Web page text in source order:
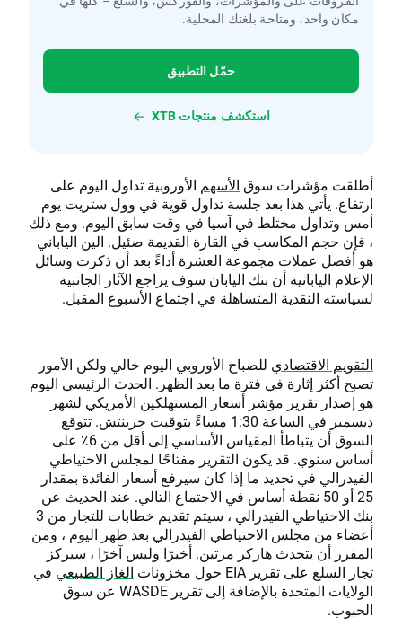
مكان واحد، ومتاحة بلغتك المحلية.
حمّل التطبيق
استكشف منتجات XTB
أطلقت مؤشرات سوق الأسهم الأوروبية تداول اليوم على
ارتفاع. يأتي هذا بعد جلسة تداول قوية في وول ستريت يوم
أمس وتداول مختلط في آسيا في وقت سابق اليوم. ومع ذلك
، فإن حجم المكاسب في القارة القديمة ضئيل. الين الياباني
هو أفضل عملات مجموعة العشرة أداءً بعد أن ذكرت وسائل
الإعلام اليابانية أن بنك اليابان سوف يراجع الآثار الجانبية
لسياسته النقدية المتساهلة في اجتماع الأسبوع المقبل.
التقويم الاقتصادي للصباح الأوروبي اليوم خالي ولكن الأمور
تصبح أكثر إثارة في فترة ما بعد الظهر. الحدث الرئيسي اليوم
هو إصدار تقرير مؤشر أسعار المستهلكين الأمريكي لشهر
ديسمبر في الساعة 1:30 مساءً بتوقيت جرينتش. تتوقع
السوق أن يتباطأ المقياس الأساسي إلى أقل من 6٪ على
أساس سنوي. قد يكون التقرير مفتاحًا لمجلس الاحتياطي
الفيدرالي في تحديد ما إذا كان سيرفع أسعار الفائدة بمقدار
25 أو 50 نقطة أساس في الاجتماع التالي. عند الحديث عن
بنك الاحتياطي الفيدرالي ، سيتم تقديم خطابات للتجار من 3
أعضاء من مجلس الاحتياطي الفيدرالي بعد ظهر اليوم ، ومن
المقرر أن يتحدث هاركر مرتين. أخيرًا وليس آخرًا ، سيركز
تجار السلع على تقرير EIA حول مخزونات
الغاز الطبيعي في
الولايات المتحدة بالإضافة إلى تقرير WASDE عن سوق
الحبوب.